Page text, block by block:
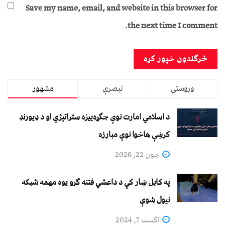
Save my name, email, and website in this browser for
the next time I comment.
مشهور تبصرې
وروستي
د اسلامي امارت نوې جګړه‌ییزه ستراتېژي او د ډیورنډ
کرښې هاخوا نوې مبارزه
جون 22, 2026
په کابل ښار کې د داعشي فتنه ګرو يوه مهمه شبکه
نيول شوې
اگست 7, 2024